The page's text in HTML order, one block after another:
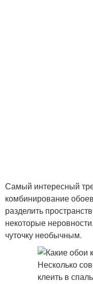
Самый интересный
комбинирование
разделить
некоторые
чуточку необычным.